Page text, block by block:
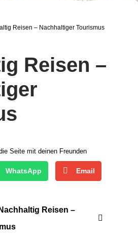
Reisen – Nachhaltiger Tourismus
Reisen –
Seite mit deinen Freunden
WhatsApp Email
Reisen –